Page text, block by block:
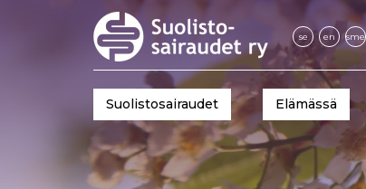
se en sme
Suolistosairaudet Elämässä